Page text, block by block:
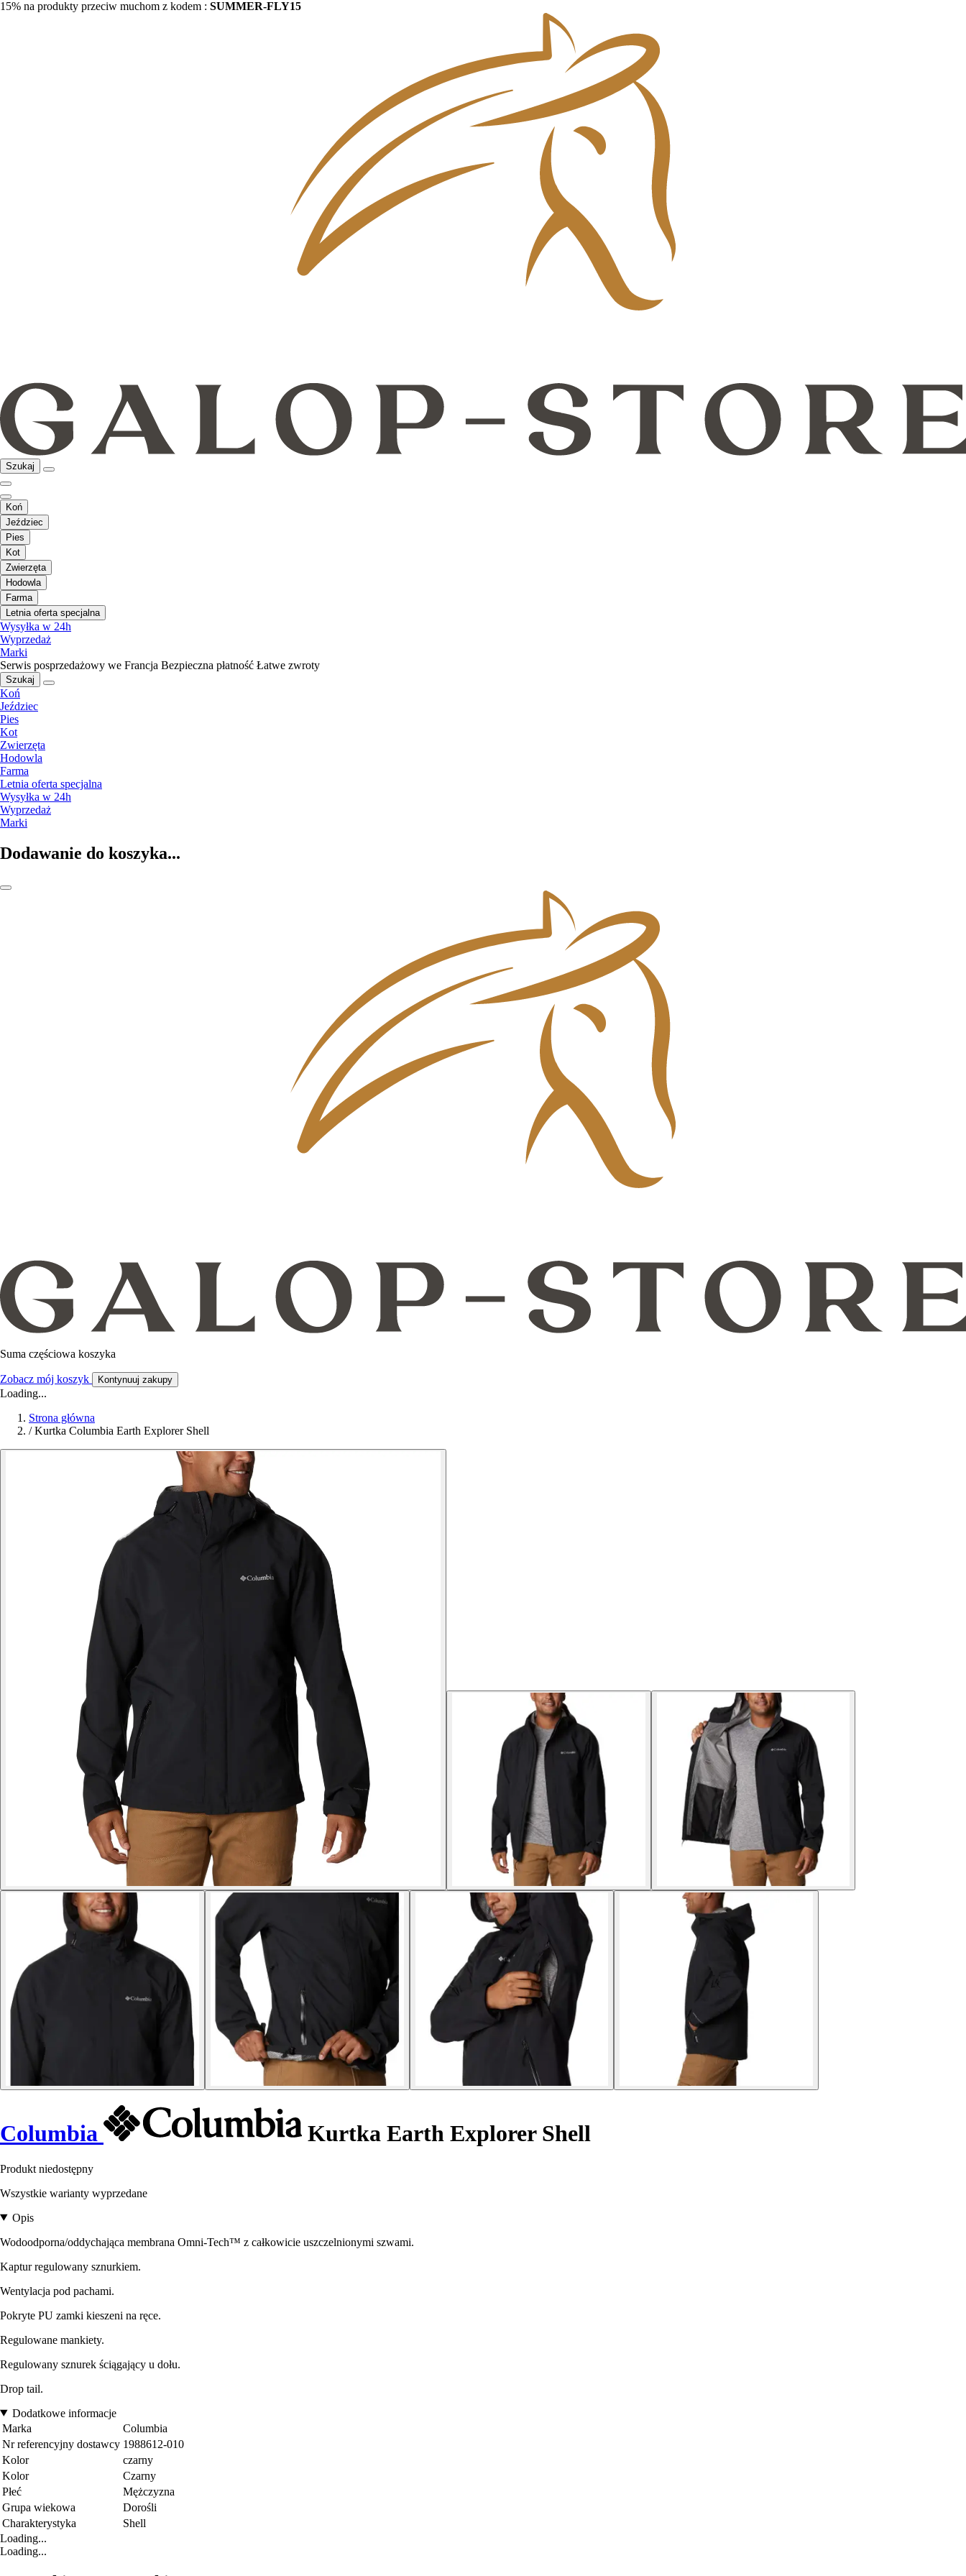
15% na produkty przeciw muchom z kodem : SUMMER-FLY15
Szukaj
Koń
Jeździec
Pies
Kot
Zwierzęta
Hodowla
Farma
Letnia oferta specjalna
Wysyłka w 24h
Wyprzedaż
Marki
Serwis posprzedażowy we Francja Bezpieczna płatność Łatwe zwroty
Szukaj
Koń
Jeździec
Pies
Kot
Zwierzęta
Hodowla
Farma
Letnia oferta specjalna
Wysyłka w 24h
Wyprzedaż
Marki
Dodawanie do koszyka...
Suma częściowa koszyka
Zobacz mój koszyk Kontynuuj zakupy
Loading...
Strona główna
/ Kurtka Columbia Earth Explorer Shell
Columbia Kurtka Earth Explorer Shell
Produkt niedostępny
Wszystkie warianty wyprzedane
Opis
Wodoodporna/oddychająca membrana Omni-Tech™ z całkowicie uszczelnionymi szwami.
Kaptur regulowany sznurkiem.
Wentylacja pod pachami.
Pokryte PU zamki kieszeni na ręce.
Regulowane mankiety.
Regulowany sznurek ściągający u dołu.
Drop tail.
Dodatkowe informacje
Marka
Columbia
Nr referencyjny dostawcy 1988612-010
Kolor
czarny
Kolor
Czarny
Płeć
Mężczyzna
Grupa wiekowa
Dorośli
Charakterystyka
Shell
Loading...
Loading...